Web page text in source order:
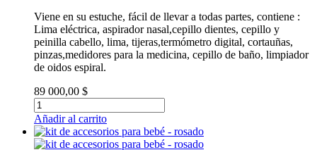
Viene en su estuche, fácil de llevar a todas partes, contiene :
Lima eléctrica, aspirador nasal,cepillo dientes, cepillo y
peinilla cabello, lima, tijeras,termómetro digital, cortauñas,
pinzas,medidores para la medicina, cepillo de baño, limpiador
de oidos espiral.
89 000,00 $
Añadir al carrito